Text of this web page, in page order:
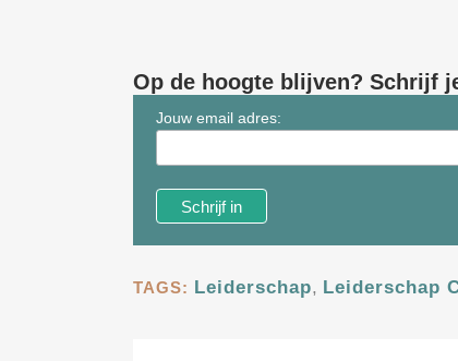
Op de hoogte blijven? Schrijf
Jouw email adres:
TAGS: Leiderschap, Leiderschap